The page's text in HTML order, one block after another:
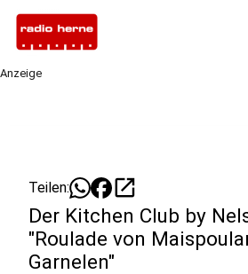
Anzeige
Teilen: open_in_new
Der Kitchen Club by
"Roulade von
Garnelen"